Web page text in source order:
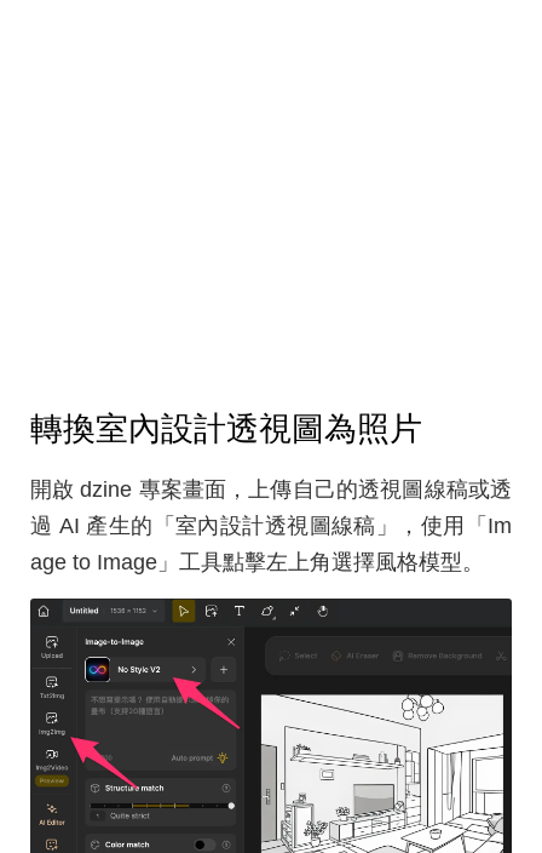
轉換室內設計透視圖為照片
開啟 dzine 專案畫面，上傳自己的透視圖線稿或透
過 AI 產生的「室內設計透視圖線稿」，使用「Im
age to Image」工具點擊左上角選擇風格模型。